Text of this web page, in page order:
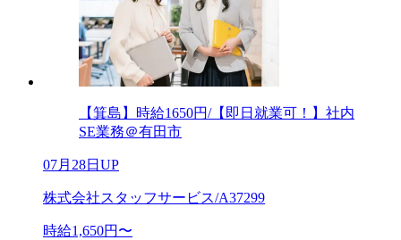
【箕島】時給1650円/【即日就業可！】社内
SE業務＠有田市
07月28日UP
株式会社スタッフサービス/A37299
時給1,650円〜